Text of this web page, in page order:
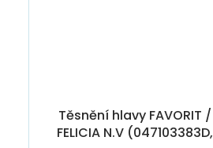
Těsnění hlavy FAVORIT /
FELICIA N.V (047103383D,